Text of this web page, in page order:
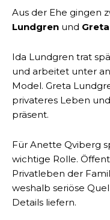
Aus der Ehe gingen
Lundgren und
Ida Lundgren trat
und arbeitet unter
Model. Greta
privateres Leben
präsent.
Für Anette Qviberg
wichtige Rolle.
Privatleben der
weshalb seriöse
Details liefern.